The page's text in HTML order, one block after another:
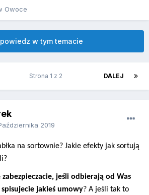
Owoce
w tym temacie
DALEJ
Strona 1 z 2
2019
na sortownie? Jakie efekty jak sortują
zabezpieczacie, jeśli odbierają od Was
jakieś umowy? A jeśli tak to